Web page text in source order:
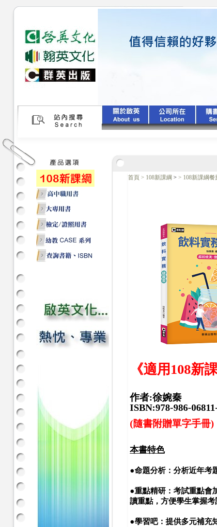
首頁 > 108新課綱 > > 108新課綱
《適用108新
作者:徐婉秦
ISBN:978-986-
(隨書附贈單字手冊)
本書特色
●命題分析：分析近年考
●重點精研： 考試重點會
讀重點，方便學生掌握
●學習吧： 提供多元補充